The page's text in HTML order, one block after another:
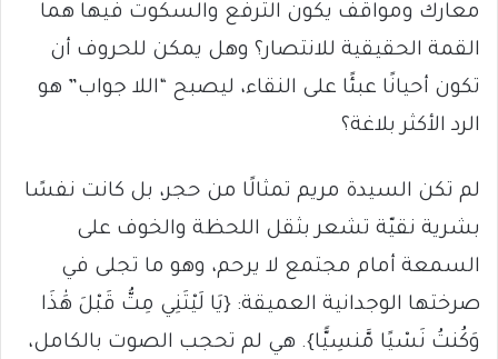
معارك ومواقف يكون الترفع والسكوت فيها هما
القمة الحقيقية للانتصار؟ وهل يمكن للحروف أن
تكون أحيانًا عبئًا على النقاء، ليصبح “اللا جواب” هو
الرد الأكثر بلاغة؟
لم تكن السيدة مريم تمثالًا من حجر، بل كانت نفسًا
بشرية نقيّة تشعر بثقل اللحظة والخوف على
السمعة أمام مجتمع لا يرحم، وهو ما تجلى في
صرختها الوجدانية العميقة: {يَا لَيْتَنِي مِتُّ قَبْلَ هَٰذَا
وَكُنتُ نَسْيًا مَّنسِيًّا}. هي لم تحجب الصوت بالكامل،